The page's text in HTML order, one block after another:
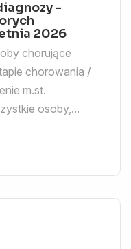
-
2026
chorujące
chorowania /
m.st.
osoby,...